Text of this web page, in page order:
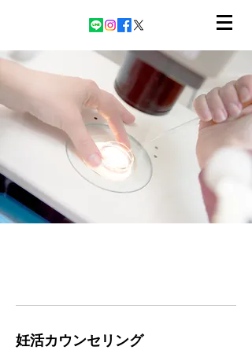
妊活カウンセリング